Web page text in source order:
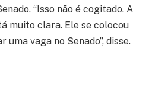
“Isso não é cogitado. A
muito clara. Ele se colocou
vaga no Senado”, disse.